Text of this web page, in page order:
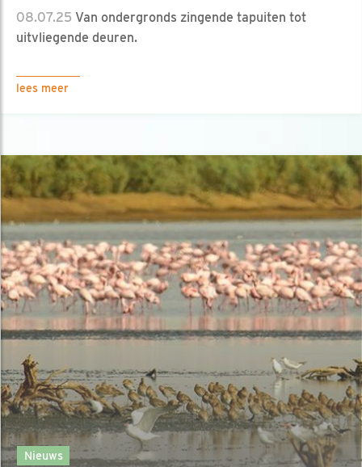
08.07.25 Van ondergronds zingende tapuiten tot
uitvliegende deuren.
lees meer
Nieuws